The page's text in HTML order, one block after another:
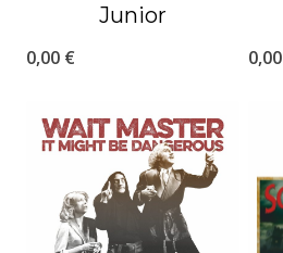
Junior
0,00 € 0,00